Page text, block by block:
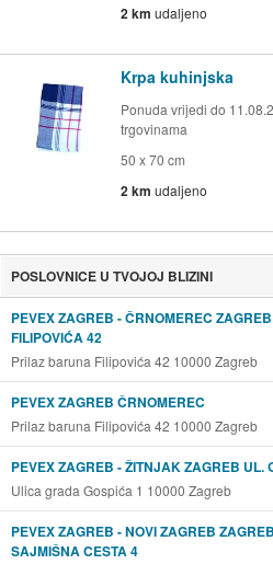
2 km udaljeno
Krpa kuhinjska
Ponuda vrijedi do
trgovinama
50 x 70 cm
2 km udaljeno
POSLOVNICE U TVOJOJ BLIZINI
PEVEX ZAGREB - ČRNOMEREC
FILIPOVIĆA 42
Prilaz baruna Filipovića 42 10000 Zagreb
PEVEX ZAGREB ČRNOMEREC
Prilaz baruna Filipovića 42 10000 Zagreb
PEVEX ZAGREB - ŽITNJAK ZAGREB UL.
Ulica grada Gospića 1 10000 Zagreb
PEVEX ZAGREB - NOVI ZAGREB
SAJMIŠNA CESTA 4